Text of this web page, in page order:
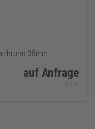
38mm
auf Anfrage
je 1 St